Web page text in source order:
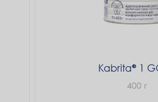
Kabrita 1
400 г